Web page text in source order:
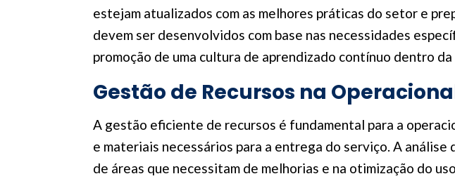
estejam atualizados com as melhores práticas do setor e
devem ser desenvolvidos com base nas necessidades
promoção de uma cultura de aprendizado contínuo dentro
Gestão de Recursos na
A gestão eficiente de recursos é fundamental para a
e materiais necessários para a entrega do serviço. A
de áreas que necessitam de melhorias e na otimização do